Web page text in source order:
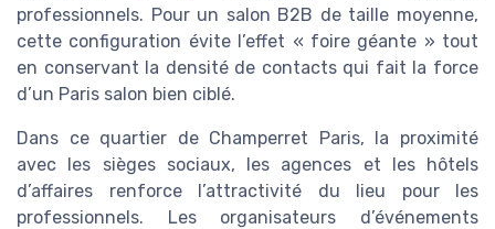
professionnels. Pour un salon B2B de taille moyenne,
cette configuration évite l’effet « foire géante » tout
en conservant la densité de contacts qui fait la force
d’un Paris salon bien ciblé.
Dans ce quartier de Champerret Paris, la proximité
avec les sièges sociaux, les agences et les hôtels
d’affaires renforce l’attractivité du lieu pour les
professionnels. Les organisateurs d’événements